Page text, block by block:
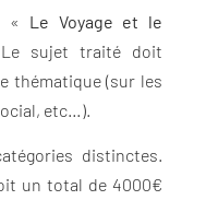
« Le Voyage et le
sujet traité doit
thématique (sur les
etc…).
distinctes.
un total de 4000€